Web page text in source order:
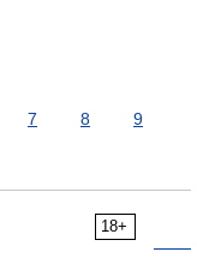
7 8
9
18+